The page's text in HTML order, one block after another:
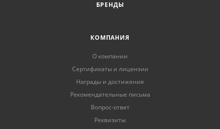
БРЕНДЫ
КОМПАНИЯ
О компании
Сертификаты и лицензии
Награды и достижения
Рекомендательные письма
Вопрос-ответ
Реквизиты